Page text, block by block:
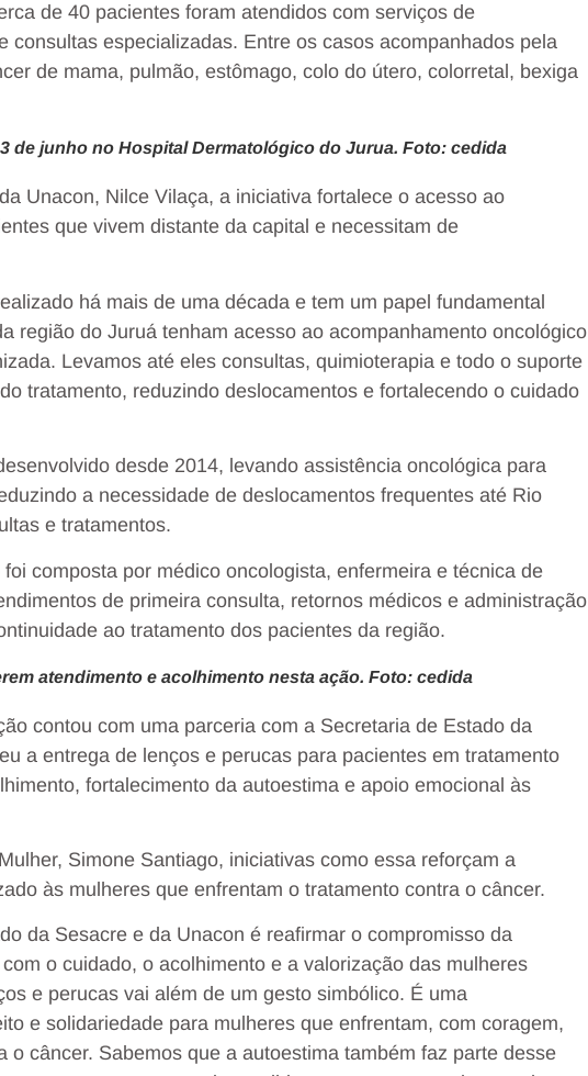
de 40 pacientes foram atendidos com serviços de
consultas especializadas. Entre os casos acompanhados pela
de mama, pulmão, estômago, colo do útero, colorretal, bexiga
de junho no Hospital Dermatológico do Jurua. Foto: cedida
Unacon, Nilce Vilaça, a iniciativa fortalece o acesso ao
que vivem distante da capital e necessitam de
há mais de uma década e tem um papel fundamental
região do Juruá tenham acesso ao acompanhamento oncológico
Levamos até eles consultas, quimioterapia e todo o suporte
tratamento, reduzindo deslocamentos e fortalecendo o cuidado
desde 2014, levando assistência oncológica para
a necessidade de deslocamentos frequentes até Rio
e tratamentos.
composta por médico oncologista, enfermeira e técnica de
de primeira consulta, retornos médicos e administração
ao tratamento dos pacientes da região.
atendimento e acolhimento nesta ação. Foto: cedida
contou com uma parceria com a Secretaria de Estado da
a entrega de lenços e perucas para pacientes em tratamento
fortalecimento da autoestima e apoio emocional às
Simone Santiago, iniciativas como essa reforçam a
às mulheres que enfrentam o tratamento contra o câncer.
da Sesacre e da Unacon é reafirmar o compromisso da
o cuidado, o acolhimento e a valorização das mulheres
e perucas vai além de um gesto simbólico. É uma
e solidariedade para mulheres que enfrentam, com coragem,
o câncer. Sabemos que a autoestima também faz parte desse